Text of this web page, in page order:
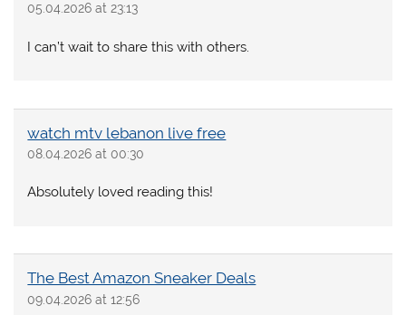
05.04.2026 at 23:13
I can’t wait to share this with others.
watch mtv lebanon live free
08.04.2026 at 00:30
Absolutely loved reading this!
The Best Amazon Sneaker Deals
09.04.2026 at 12:56